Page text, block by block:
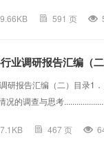
591 页
业调研报告汇编（二
研报告汇编（二）目录1
况的调查与思考
467 页